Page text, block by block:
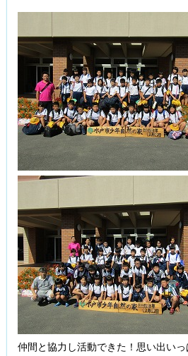
仲間と協力し活動できた！思い出い